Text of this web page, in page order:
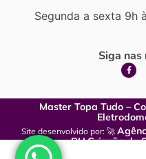
Segunda a sexta 9h
Siga nas
Master Topa Tudo –
Site desenvolvido por: 🚀
BHCriação de